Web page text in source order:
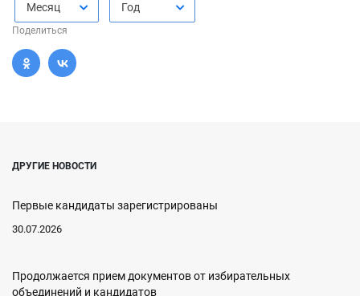
Месяц Год
Поделиться
ДРУГИЕ НОВОСТИ
Первые кандидаты зарегистрированы
30.07.2026
Продолжается прием документов от избирательных
объединений и кандидатов